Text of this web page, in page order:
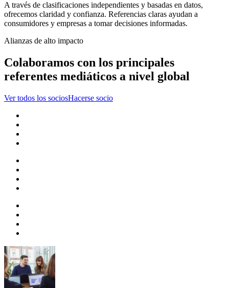
A través de clasificaciones independientes y basadas en datos,
ofrecemos claridad y confianza. Referencias claras ayudan a
consumidores y empresas a tomar decisiones informadas.
Alianzas de alto impacto
Colaboramos con los principales
referentes mediáticos a nivel global
Ver todos los sociosHacerse socio